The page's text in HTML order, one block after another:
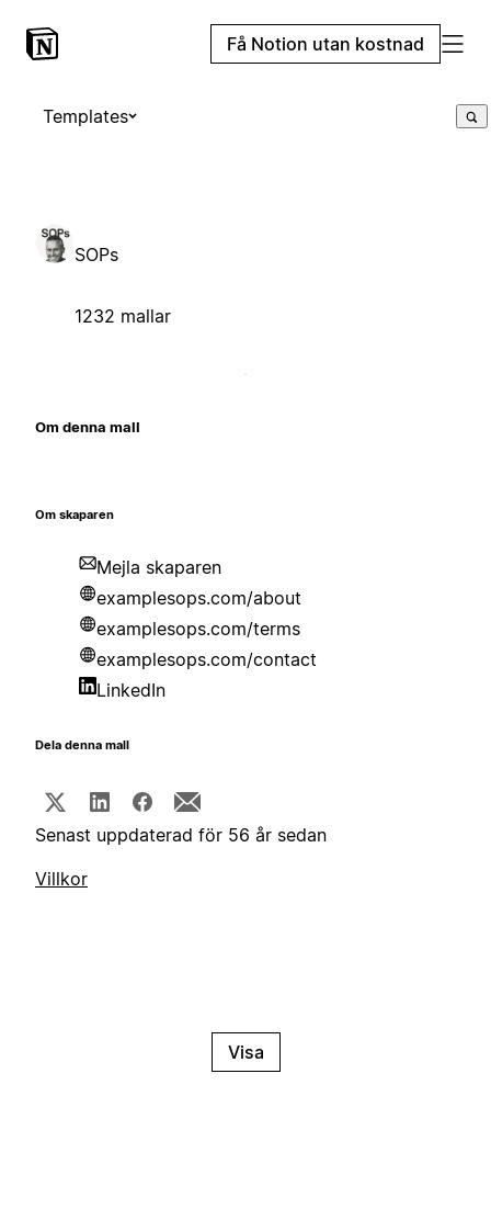
Få Notion utan kostnad
Templates
SOPs
1232 mallar
Om denna mall
Om skaparen
Mejla skaparen
examplesops.com/about
examplesops.com/terms
examplesops.com/contact
LinkedIn
Dela denna mall
Senast uppdaterad för 56 år sedan
Villkor
Visa